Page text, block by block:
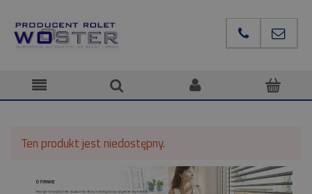
Ten produkt jest niedostępny.